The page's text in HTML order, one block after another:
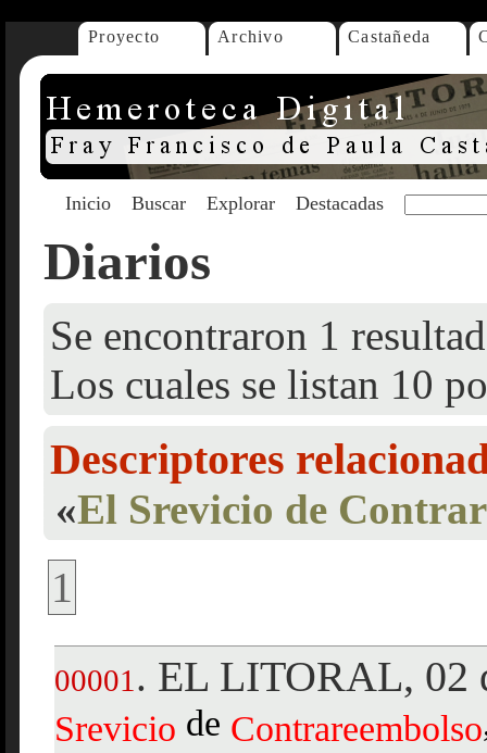
Proyecto Archivo Castañeda
Inicio Buscar Explorar Destacadas
Diarios
Se encontraron 1
Los cuales se listan 10
Descriptores
«El Srevicio de
1
00001 . EL LITORAL, 02
Srevicio de Contrareembolso